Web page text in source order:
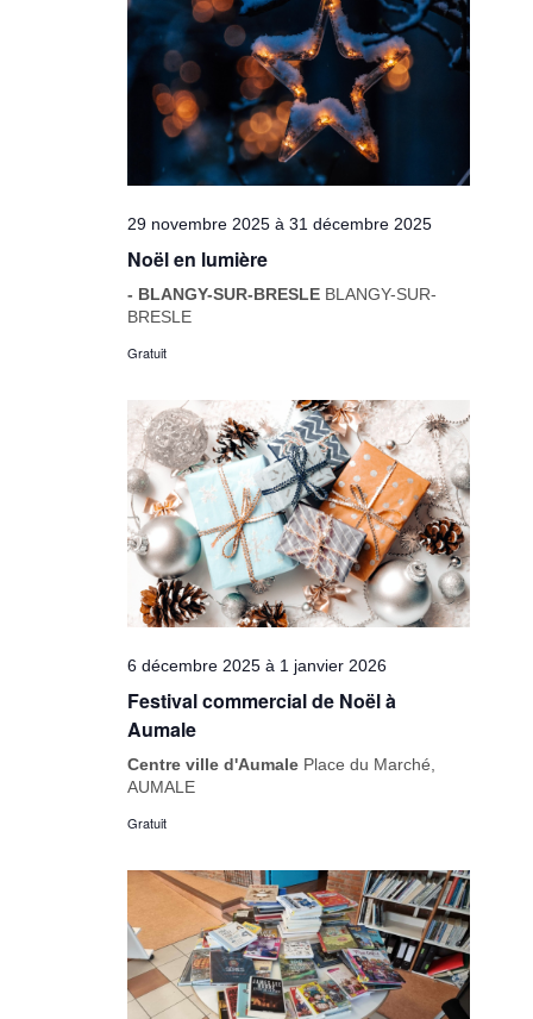
29 novembre 2025 à31 décembre 2025
Noël en lumière
- BLANGY-SUR-BRESLE BLANGY-SUR-
BRESLE
Gratuit
6 décembre 2025 à 1 janvier 2026
Festival commercial de Noël à
Aumale
Centre ville d'Aumale Place du Marché,
AUMALE
Gratuit